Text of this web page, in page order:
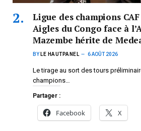
Ligue des champions
Aigles du Congo face à
Mazembe hérite de
BY LE HAUTPANEL 6 AOÛT 2026
Le tirage au sort des tours
champions…
Partager :
Facebook X